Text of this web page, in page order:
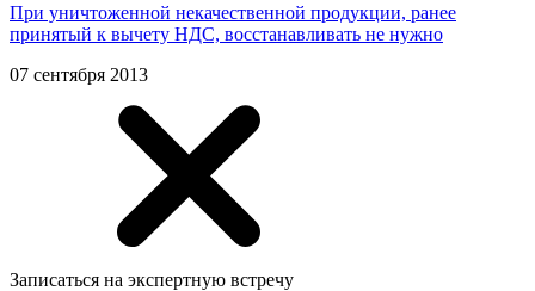
При уничтоженной некачественной продукции, ранее
принятый к вычету НДС, восстанавливать не нужно
07 сентября 2013
Записаться на экспертную встречу